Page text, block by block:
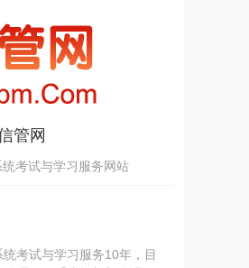
管网
考试与学习服务网站
考试与学习服务10年，目